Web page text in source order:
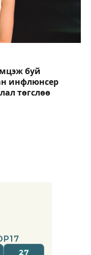
буй
инфлюнсер
төгслөө